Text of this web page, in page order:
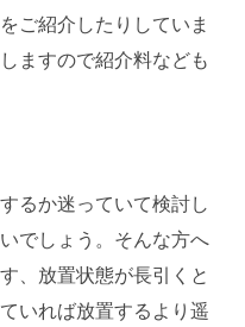
ご紹介したりしていま
ますので紹介料なども
るか迷っていて検討し
でしょう。そんな方へ
、放置状態が長引くと
いれば放置するより遥